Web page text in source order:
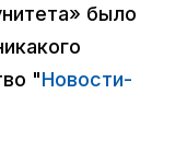
было
"Новости-